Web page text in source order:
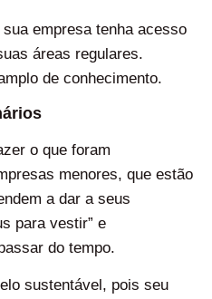
empresa tenha acesso
áreas regulares.
de conhecimento.
o que foram
menores, que estão
a dar a seus
para vestir” e
do tempo.
sustentável, pois seu